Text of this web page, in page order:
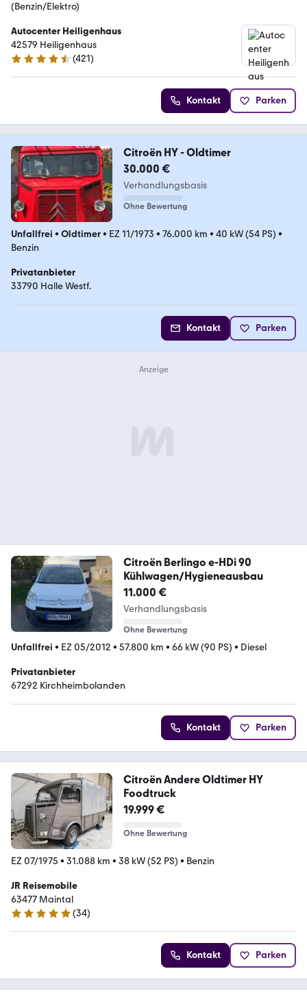
(Benzin/Elektro)
Autocenter Heiligenhaus
42579 Heiligenhaus
4.5 Sterne
(421)
Kontakt Parken
Citroën HY - Oldtimer
30.000 €
Verhandlungsbasis
Ohne Bewertung
Unfallfrei • Oldtimer• EZ 11/1973 • 76.000 km • 40 kW (54 PS) •
Benzin
Privatanbieter
33790 Halle Westf.
Kontakt Parken
Citroën Berlingo e-HDi 90
Kühlwagen/Hygieneausbau
11.000 €
Verhandlungsbasis
Ohne Bewertung
Unfallfrei • EZ 05/2012 • 57.800 km • 66 kW (90 PS) • Diesel
Privatanbieter
67292 Kirchheimbolanden
Kontakt Parken
Citroën Andere Oldtimer HY
Foodtruck
19.999 €
Ohne Bewertung
EZ 07/1975 • 31.088 km • 38 kW (52 PS) • Benzin
JR Reisemobile
63477 Maintal
5 Sterne
(34)
Kontakt Parken